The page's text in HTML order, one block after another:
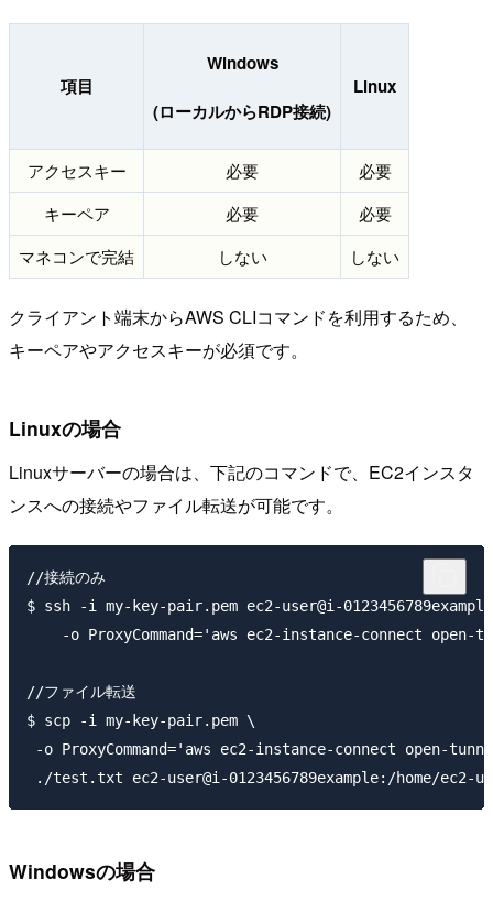
項目
Windows
(ローカルからRDP接続)
Linux
アクセスキー 必要
必要
キーペア
必要
必要
マネコンで完結
しない しない
クライアント端末からAWS CLIコマンドを利用するため、
キーペアやアクセスキーが必須です。
Linuxの場合
Linuxサーバーの場合は、下記のコマンドで、EC2インスタ
ンスへの接続やファイル転送が可能です。
//接続のみ
$ ssh -i my-key-pair.pem ec2-user@i-
-o ProxyCommand='aws ec2-instance-connect open-
//ファイル転送
$ scp -i my-key-pair.pem \
-o ProxyCommand='aws ec2-instance-connect open-
Windowsの場合